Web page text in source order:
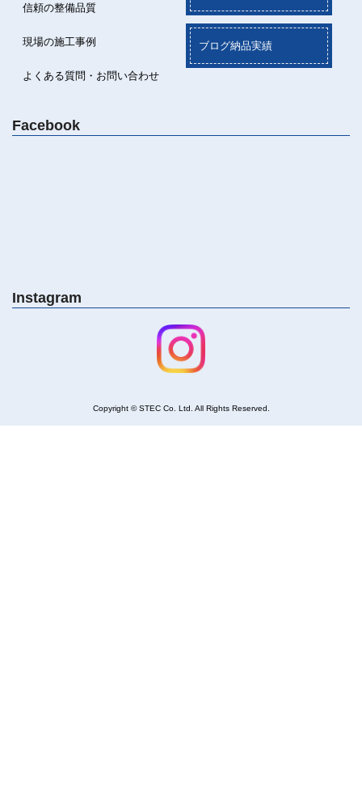
信頼の整備品質
現場の施工事例
よくある質問・お問い合わせ
ブログ納品実績
Facebook
Instagram
Copyright © STEC Co. Ltd. All Rights Reserved